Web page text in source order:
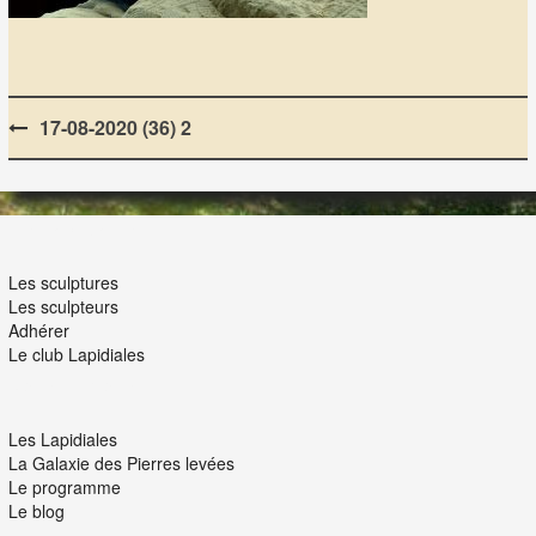
Post
navigation
17-08-2020 (36) 2
Les sculptures
Les sculpteurs
Adhérer
Le club Lapidiales
Les Lapidiales
La Galaxie des Pierres levées
Le programme
Le blog